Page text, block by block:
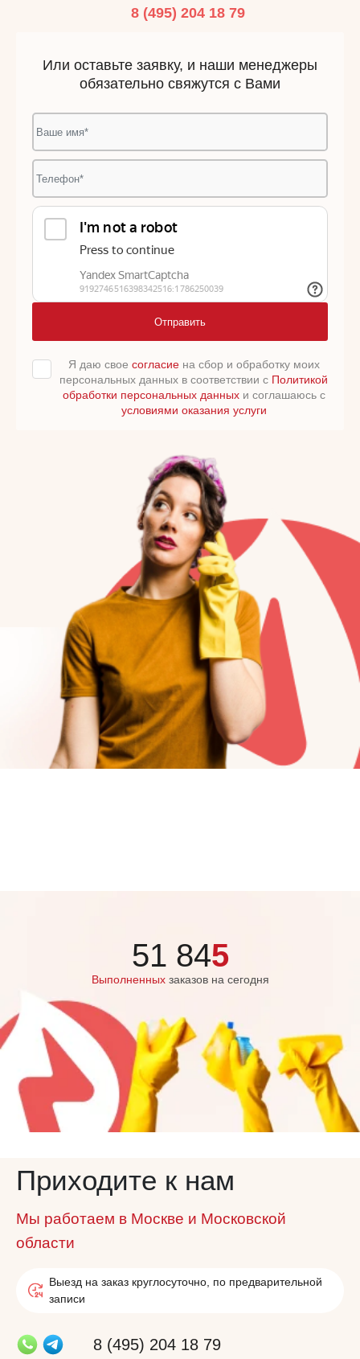
8 (495) 204 18 79
Или оставьте заявку, и наши менеджеры
обязательно свяжутся с Вами
Отправить
Я даю свое согласиена сбор и обработку моих
персональных данных в соответствии с Политикой
обработки персональных данныхи соглашаюсь с
условиями оказания услуги
51 845
Выполненныхзаказов на сегодня
Приходите к нам
Мы работаем в Москве и Московской
области
Выезд на заказ круглосуточно, по предварительной
записи
8 (495) 204 18 79